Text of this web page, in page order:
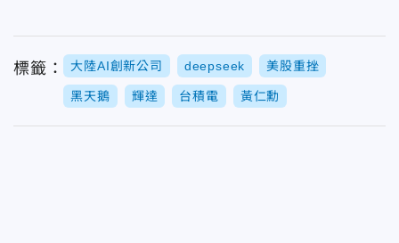
標籤： 大陸AI創新公司 deepseek 美股重挫
黑天鵝 輝達 台積電 黃仁勳